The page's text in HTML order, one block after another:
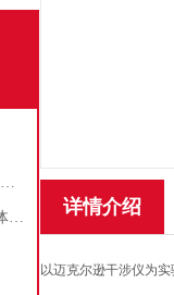
PN结物理特性（玻尔兹曼常数测定仪）
CC-TS温度传感器测试及半导体致冷控温实验仪 详情介绍
以迈克尔逊干涉仪为